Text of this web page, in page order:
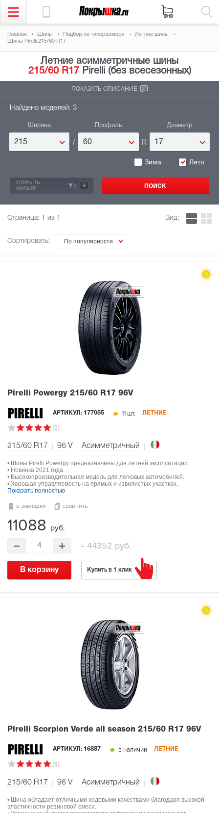
Главная Шины Подбор по типоразмеру
Летние шины
Шины Pirelli 215/60 R17
Летние асимметричные шины
215/60 R17 Pirelli (без всесезонных)
ПОКАЗАТЬ ОПИСАНИЕ
Найдено моделей: 3
Ширина
215 /
Профиль
60 R
Диаметр
17
Зима Лето
ОТКРЫТЬ
ФИЛЬТР
3 +
Страница: 1 из 1
Сортировать: По популярности
Вид:
Pirelli Powergy 215/60 R17 96V
АРТИКУЛ: 177055 11 шт. ЛЕТНИЕ
(5)
215/60 R17 96 V Асимметричный
• Шины Pirelli Powergy предназначены для летней эксплуатации.
• Новинка 2021 года.
• Высокопроизводительная модель для легковых автомобилей.
• Хорошая управляемость на прямых и извилистых участках.
Показать полностью
в закладки сравнить
11088 руб.
4 =44352 руб.
В корзину Купить в 1 клик
Pirelli Scorpion Verde all season 215/60 R17 96V
АРТИКУЛ: 16887 в наличии ЛЕТНИЕ
(9)
215/60 R17 96 V Асимметричный
• Шина обладает отличными ходовыми качествами благодаря высокой
эластичности резиновой смеси.